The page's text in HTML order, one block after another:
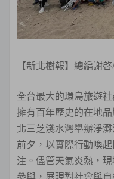
【新北樹報】總編謝
全台最大的環島旅遊
擁有百年歷史的在地
北三芝淺水灣舉辦淨
前夕，以實際行動喚
注。儘管天氣炎熱，
參與，展現對社會與自